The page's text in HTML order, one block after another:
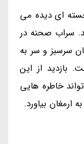
ای دیده می
سراب صحنه در
سرسبز و سر به
بازدید از این
خاطره هایی
ارمغان بیاورد.